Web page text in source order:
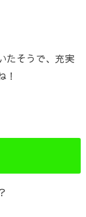
たそうで、充実
！